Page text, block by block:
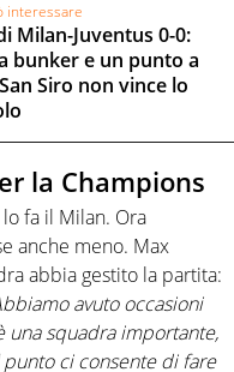
interessare
Milan-Juventus 0-0:
bunker e un punto a
Siro non vince lo
la Champions
fa il Milan. Ora
anche meno. Max
abbia gestito la partita:
avuto occasioni
una squadra importante,
ci consente di fare